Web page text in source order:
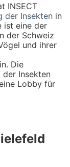
INSECT
der Insekten in
ist eine der
der Schweiz
und ihrer
Die
Insekten
Lobby für